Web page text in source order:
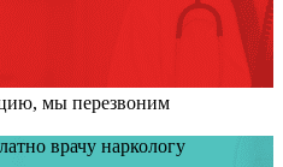
мы перезвоним
врачу наркологу